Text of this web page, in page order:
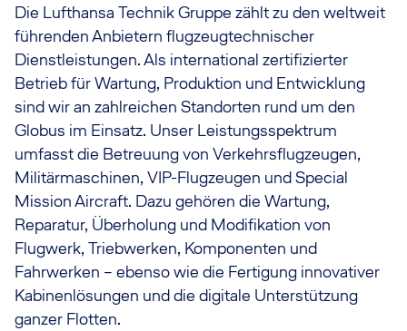
Die Lufthansa Technik Gruppe zählt zu den weltweit
führenden Anbietern flugzeugtechnischer
Dienstleistungen. Als international zertifizierter
Betrieb für Wartung, Produktion und Entwicklung
sind wir an zahlreichen Standorten rund um den
Globus im Einsatz. Unser Leistungsspektrum
umfasst die Betreuung von Verkehrsflugzeugen,
Militärmaschinen, VIP-Flugzeugen und Special
Mission Aircraft. Dazu gehören die Wartung,
Reparatur, Überholung und Modifikation von
Flugwerk, Triebwerken, Komponenten und
Fahrwerken – ebenso wie die Fertigung innovativer
Kabinenlösungen und die digitale Unterstützung
ganzer Flotten.